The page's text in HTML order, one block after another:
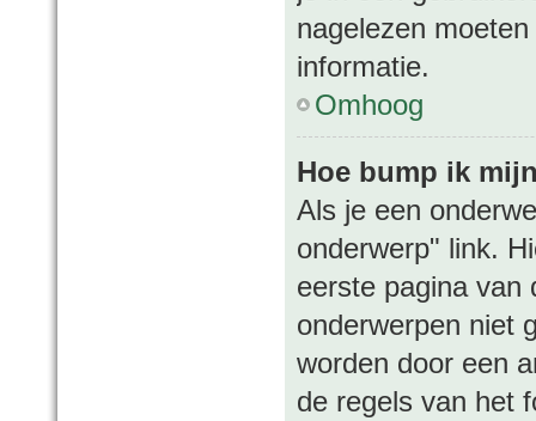
nagelezen
informatie.
Omhoog
Hoe bump ik
Als je een
onderwerp" link.
eerste pagina van
onderwerpen niet
worden door een
de regels van het